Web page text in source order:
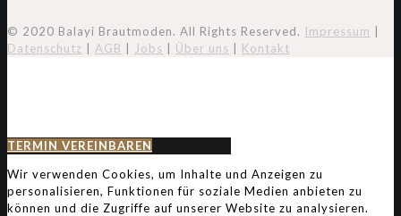
© 2020 Balayi Brautmoden. All Rights Reserved. Impressum
Datenschutz
AGB Jobs Über uns Kontakt
TERMIN VEREINBAREN
Wir verwenden Cookies, um Inhalte und Anzeigen zu
personalisieren, Funktionen für soziale Medien anbieten zu
können und die Zugriffe auf unserer Website zu analysieren.